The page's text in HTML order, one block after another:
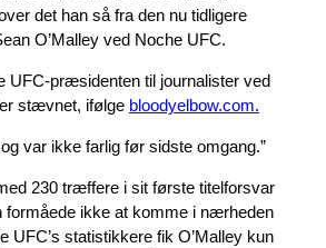
det han så fra den nu tidligere
O’Malley ved Noche UFC.
UFC-præsidenten til journalister ved
stævnet, ifølge bloodyelbow.com.
var ikke farlig før sidste omgang.”
230 træffere i sit første titelforsvar
formåede ikke at komme i nærheden
UFC’s statistikkere fik O’Malley kun